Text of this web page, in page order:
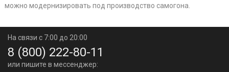
можно модернизировать под производство самогона.
На связи с 7:00 до 20:00
8 (800) 222-80-11
или пишите в мессенджер: